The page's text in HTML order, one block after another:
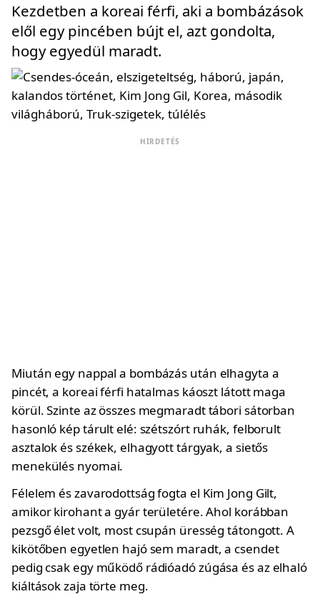
Kezdetben a koreai férfi, aki a bombázások
elől egy pincében bújt el, azt gondolta,
hogy egyedül maradt.
HIRDETÉS
Miután egy nappal a bombázás után elhagyta a
pincét, a koreai férfi hatalmas káoszt látott maga
körül. Szinte az összes megmaradt tábori sátorban
hasonló kép tárult elé: szétszórt ruhák, felborult
asztalok és székek, elhagyott tárgyak, a sietős
menekülés nyomai.
Félelem és zavarodottság fogta el Kim Jong Gilt,
amikor kirohant a gyár területére. Ahol korábban
pezsgő élet volt, most csupán üresség tátongott. A
kikötőben egyetlen hajó sem maradt, a csendet
pedig csak egy működő rádióadó zúgása és az elhaló
kiáltások zaja törte meg.